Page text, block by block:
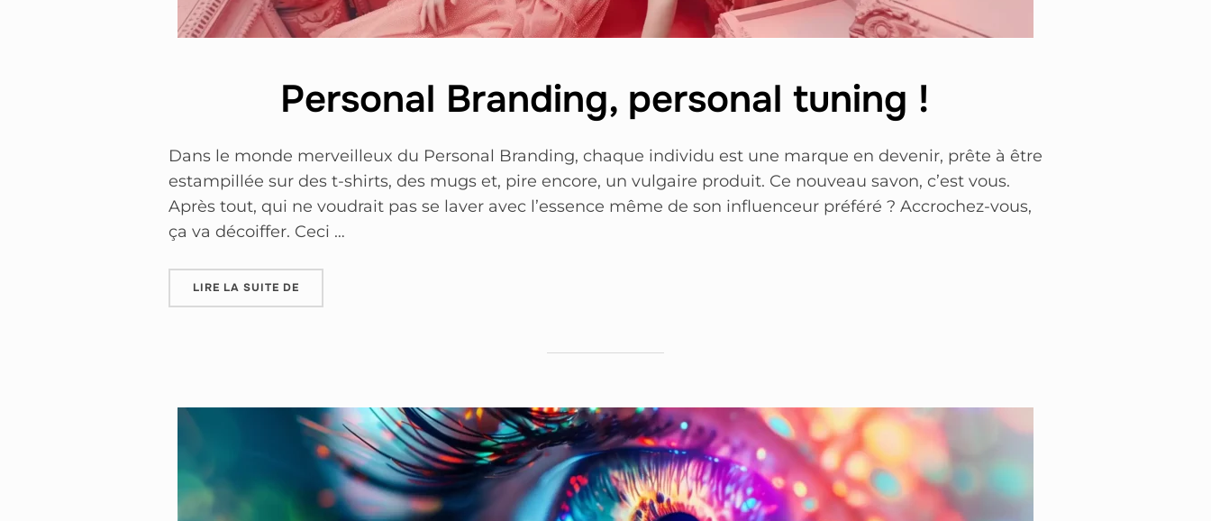
Personal Branding, personal tuning !
Dans le monde merveilleux du Personal Branding, chaque individu est une marque en devenir, prête à être
estampillée sur des t-shirts, des mugs et, pire encore, un vulgaire produit. Ce nouveau savon, c’est vous.
Après tout, qui ne voudrait pas se laver avec l’essence même de son influenceur préféré ? Accrochez-vous,
ça va décoiffer. Ceci …
LIRE LA SUITE DE